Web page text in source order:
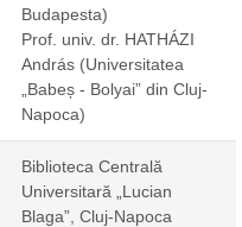
Budapesta)
Prof. univ. dr. HATHÁZI
András (Universitatea
„Babeș - Bolyai” din Cluj-
Napoca)
Biblioteca Centrală
Universitară „Lucian
Blaga”, Cluj-Napoca